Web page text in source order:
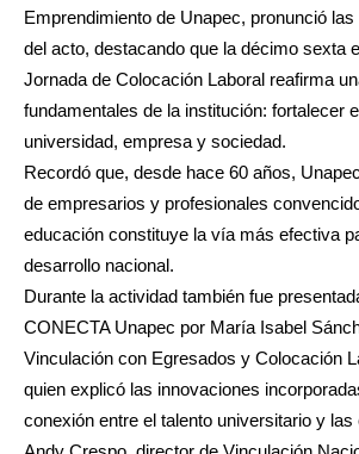
Emprendimiento de Unapec, pronunció
del acto, destacando que la décimo sexta
Jornada de Colocación Laboral reafirma
fundamentales de la institución: fortalecer
universidad, empresa y sociedad.
Recordó que, desde hace 60 años,
de empresarios y profesionales
educación constituye la vía más efectiva
desarrollo nacional.
Durante la actividad también fue
CONECTA Unapec por María Isabel
Vinculación con Egresados y Colocación
quien explicó las innovaciones
conexión entre el talento universitario y